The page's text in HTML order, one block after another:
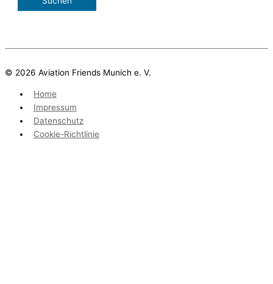
© 2026 Aviation Friends Munich e. V.
Home
Impressum
Datenschutz
Cookie-Richtlinie